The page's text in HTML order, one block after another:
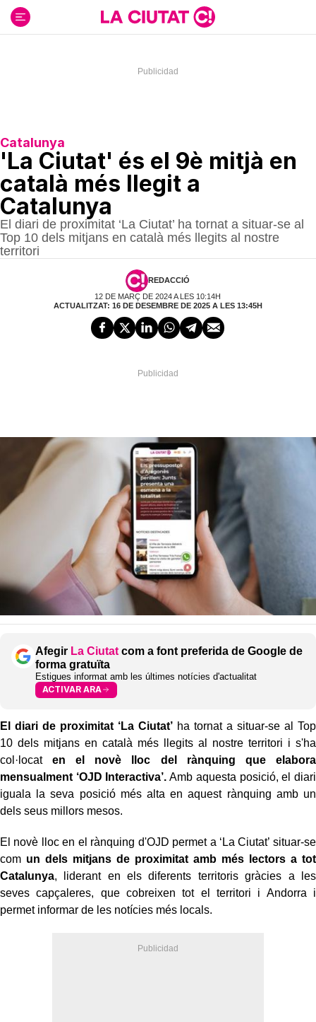
contenido
Catalunya
'La Ciutat' és el 9è mitjà en
català més llegit a
Catalunya
El diari de proximitat ‘La Ciutat’ ha tornat a situar-se al
Top 10 dels mitjans en català més llegits al nostre
territori
REDACCIÓ
12 DE MARÇ DE 2024 A LES 10:14H
ACTUALITZAT: 16 DE DESEMBRE DE 2025 A LES 13:45H
Afegir La Ciutat com a font preferida de Google de
forma gratuïta
Estigues informat amb les últimes notícies d'actualitat
ACTIVAR ARA
El diari de proximitat ‘La Ciutat’ha tornat a situar-se al Top
10 dels mitjans en català més llegits al nostre territori i s'ha
col·locaten el novè lloc del rànquing que elabora
mensualment ‘OJD Interactiva’. Amb aquesta posició, el diari
iguala la seva posició més alta en aquest rànquing amb un
dels seus millors mesos.
El novè lloc en el rànquing d'OJD permet a ‘La Ciutat’ situar-se
com un dels mitjans de proximitat amb més lectors a tot
Catalunya, liderant en els diferents territoris gràcies a les
seves capçaleres, que cobreixen tot el territori i Andorra i
permet informar de les notícies més locals.